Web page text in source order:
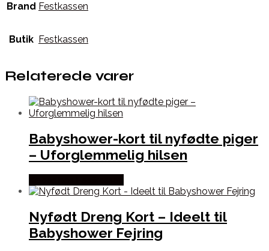
Brand Festkassen
Butik Festkassen
Relaterede varer
Babyshower-kort til nyfødte piger
– Uforglemmelig hilsen
Nyfødt Dreng Kort – Ideelt til
Babyshower Fejring